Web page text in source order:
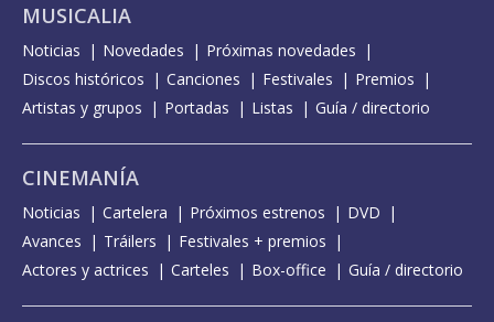
MUSICALIA
Noticias Novedades
Próximas novedades
Discos históricos
Canciones Festivales
Premios
Artistas y grupos
Portadas Listas Guía / directorio
CINEMANÍA
Noticias Cartelera Próximos estrenos
DVD
Avances
Tráilers
Festivales + premios
Actores y actrices
Carteles Box-office Guía / directorio